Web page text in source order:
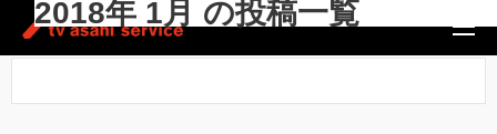
ホーム/ 2018年 1月
2018年 1月 の投稿一覧